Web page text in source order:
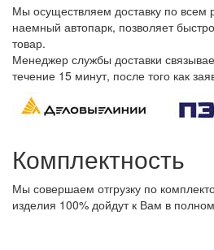
Мы осуществляем доставку по всем
наемный автопарк, позволяет
товар.
Менеджер службы доставки
течение 15 минут, после того как
Комплектность
Мы совершаем отгрузку по
изделия 100% дойдут к Вам в